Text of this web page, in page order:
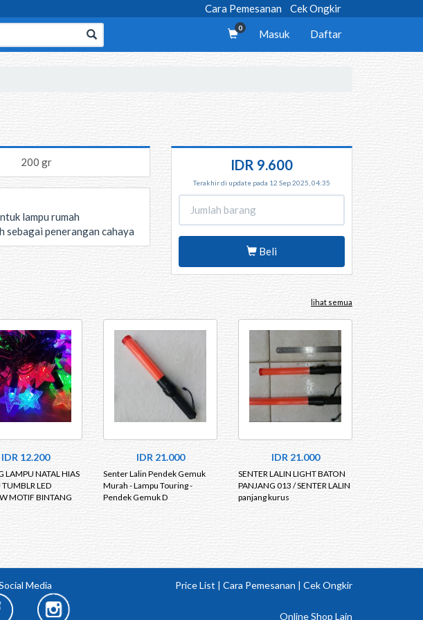
Cara Pemesanan Cek Ongkir
0 Masuk Daftar
200 gr
lampu rumah
sebagai penerangan cahaya
IDR 9.600
Terakhir di update pada 12 Sep 2025, 04:35
Beli
lihat semua
IDR 12.200
LAMPU NATAL HIAS
LED
MOTIF BINTANG
IDR 21.000
Senter Lalin Pendek Gemuk
Murah - Lampu Touring -
Pendek Gemuk D
IDR 21.000
SENTER LALIN LIGHT BATON
PANJANG 013 / SENTER LALIN
panjang kurus
Media Price List | Cara Pemesanan | Cek Ongkir
Online Shop Lain